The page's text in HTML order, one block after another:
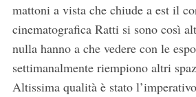
mattoni a vista che chiude a est il
cinematografica Ratti si sono così
nulla hanno a che vedere con le
settimanalmente riempiono altri
Altissima qualità è stato